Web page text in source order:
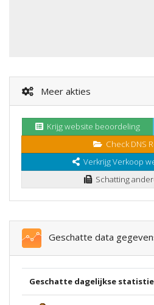
Meer akties
Krijg website beoordeling
Check DNS
Verkrijg Verkoop
Schatting
Geschatte data
Geschatte dagelijkse